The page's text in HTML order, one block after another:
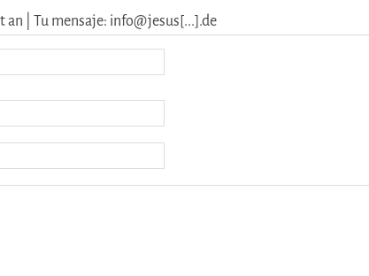
| Tu mensaje: info@jesus[...].de